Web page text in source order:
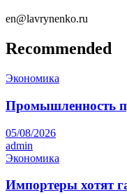
en@lavrynenko.ru
Recommended
Экономика
Промышленность
05/08/2026
admin
Экономика
Импортеры хотят